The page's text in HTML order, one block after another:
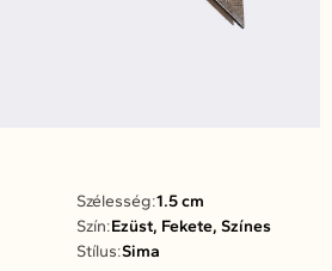
Szélesség:1.5 cm
Szín:Ezüst, Fekete, Színes
Stílus:Sima